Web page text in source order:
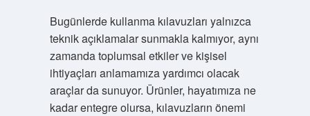
Bugünlerde kullanma kılavuzları yalnızca
teknik açıklamalar sunmakla kalmıyor, aynı
zamanda toplumsal etkiler ve kişisel
ihtiyaçları anlamamıza yardımcı olacak
araçlar da sunuyor. Ürünler, hayatımıza ne
kadar entegre olursa, kılavuzların önemi